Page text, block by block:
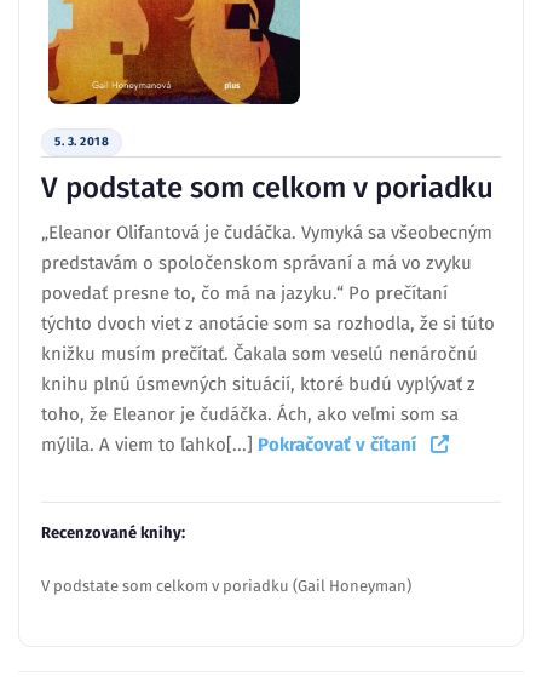
5. 3. 2018
V podstate som celkom v poriadku
„Eleanor Olifantová je čudáčka. Vymyká sa všeobecným
predstavám o spoločenskom správaní a má vo zvyku
povedať presne to, čo má na jazyku.“ Po prečítaní
týchto dvoch viet z anotácie som sa rozhodla, že si túto
knižku musím prečítať. Čakala som veselú nenáročnú
knihu plnú úsmevných situácií, ktoré budú vyplývať z
toho, že Eleanor je čudáčka. Ách, ako veľmi som sa
mýlila. A viem to ľahko[...] Pokračovať v čítaní
Recenzované knihy:
V podstate som celkom v poriadku (Gail Honeyman)